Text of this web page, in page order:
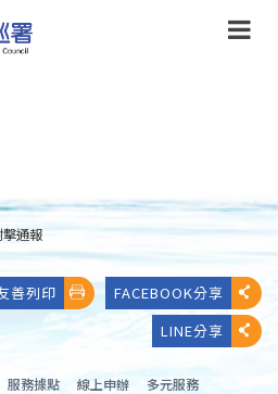
擊通報
善列印
FACEBOOK分享
LINE分享
服務據點 線上申辦 多元服務